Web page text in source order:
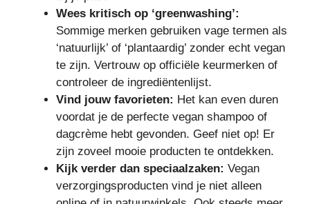
Wees kritisch op ‘greenwashing’:
Sommige merken gebruiken vage termen als
‘natuurlijk’ of ‘plantaardig’ zonder echt vegan
te zijn. Vertrouw op officiële keurmerken of
controleer de ingrediëntenlijst.
Vind jouw favorieten: Het kan even duren
voordat je de perfecte vegan shampoo of
dagcrème hebt gevonden. Geef niet op! Er
zijn zoveel mooie producten te ontdekken.
Kijk verder dan speciaalzaken: Vegan
verzorgingsproducten vind je niet alleen